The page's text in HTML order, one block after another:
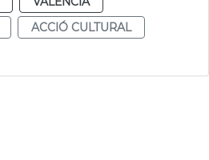
ACCIÓ CULTURAL